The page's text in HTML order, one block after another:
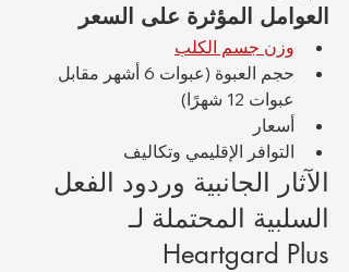
العوامل المؤثرة على السعر
وزن جسم الكلب
حجم العبوة (عبوات 6 أشهر مقابل
عبوات 12 شهرًا)
أسعار
التوافر الإقليمي وتكاليف
الآثار الجانبية وردود الفعل
السلبية المحتملة لـ
Heartgard Plus